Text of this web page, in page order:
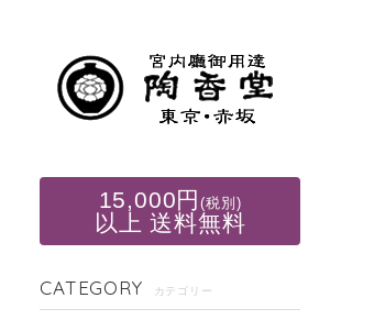
15,000円(税別)
以上 送料無料
CATEGORY カテゴリー